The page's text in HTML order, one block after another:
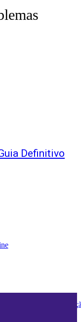
Definitivo
Revolucionar a